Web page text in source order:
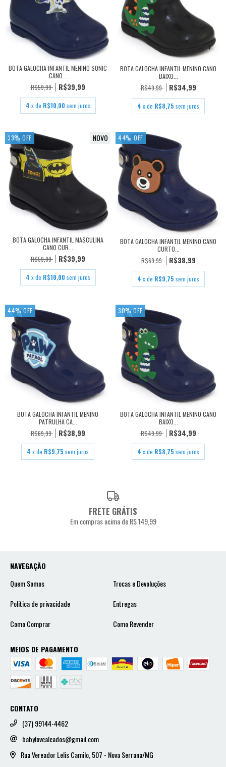
BOTA GALOCHA INFANTIL MENINO SONIC
CANO...
R$59,99
R$39,99
4 x de R$10,00 sem juros
BOTA GALOCHA INFANTIL MENINO CANO
BAIXO...
R$49,99
R$34,99
4 x de R$8,75 sem juros
33% OFF NOVO
BOTA GALOCHA INFANTIL MASCULINA
CANO CUR...
R$59,99
R$39,99
4 x de R$10,00 sem juros
44% OFF
BOTA GALOCHA INFANTIL MENINO CANO
CURTO...
R$69,99
R$38,99
4 x de R$9,75 sem juros
44% OFF
BOTA GALOCHA INFANTIL MENINO
PATRULHA CA...
R$69,99
R$38,99
4 x de R$9,75 sem juros
30% OFF
BOTA GALOCHA INFANTIL MENINO CANO
BAIXO...
R$49,99
R$34,99
4 x de R$8,75 sem juros
FRETE GRÁTIS
Em compras acima de R$ 149,99
NAVEGAÇÃO
Quem Somos
Trocas e Devoluções
Politica de privacidade
Entregas
Como Comprar
Como Revender
MEIOS DE PAGAMENTO
CONTATO
(37) 99144-4462
babylovcalcados@gmail.com
Rua Vereador Lelis Camilo, 507 - Nova Serrana/MG